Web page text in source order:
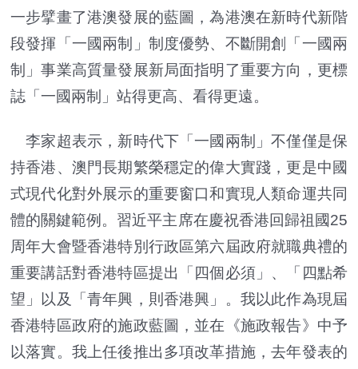
一步擘畫了港澳發展的藍圖，為港澳在新時代新階
段發揮「一國兩制」制度優勢、不斷開創「一國兩
制」事業高質量發展新局面指明了重要方向，更標
誌「一國兩制」站得更高、看得更遠。
李家超表示，新時代下「一國兩制」不僅僅是保
持香港、澳門長期繁榮穩定的偉大實踐，更是中國
式現代化對外展示的重要窗口和實現人類命運共同
體的關鍵範例。習近平主席在慶祝香港回歸祖國25
周年大會暨香港特別行政區第六屆政府就職典禮的
重要講話對香港特區提出「四個必須」、「四點希
望」以及「青年興，則香港興」。我以此作為現屆
香港特區政府的施政藍圖，並在《施政報告》中予
以落實。我上任後推出多項改革措施，去年發表的